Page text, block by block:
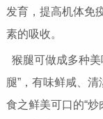
发育，提高机体免
素的吸收。
猴腿可做成多种
腿”，有味鲜咸、清
食之鲜美可口的“